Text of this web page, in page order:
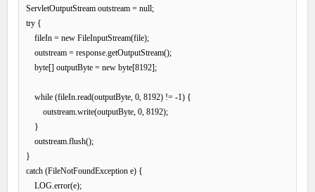
ServletOutputStream outstream = null;
try {
    fileIn = new FileInputStream(file);
    outstream = response.getOutputStream();
    byte[] outputByte = new byte[8192];
    while (fileIn.read(outputByte, 0, 8192) != -1) {
        outstream.write(outputByte, 0, 8192);
    }
    outstream.flush();
}
catch (FileNotFoundException e) {
    LOG.error(e);